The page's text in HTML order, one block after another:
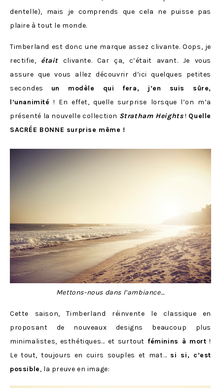
dentelle), mais je comprends que cela ne puisse pas
plaire à tout le monde.
Timberland est donc une marque assez clivante. Oops, je
rectifie, était clivante. Car ça, c’était avant. Je vous
assure que vous allez découvrir d’ici quelques petites
secondes un modèle qui fera, j’en suis sûre,
l’unanimité ! En effet, quelle surprise lorsque l’on m’a
présenté la nouvelle collection Stratham Heights! Quelle
SACRÉE BONNE surprise même !
Mettons-nous dans l’ambiance…
Cette saison, Timberland réinvente le classique en
proposant de nouveaux designs beaucoup plus
minimalistes, esthétiques… et surtout féminins à mort !
Le tout, toujours en cuirs souples et mat… si si, c’est
possible, la preuve en image: